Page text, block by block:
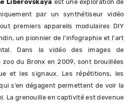
Liberovskaya est une exploration de
par un synthétiseur vidéo
premiers appareils modulaires DIY
un pionnier de l'infographie et l'art
Dans la vidéo des images de
du Bronx en 2009, sont brouillées
et les signaux. Les répétitions, les
s’en dégagent permettent de voir la
La grenouille en captivité est devenue